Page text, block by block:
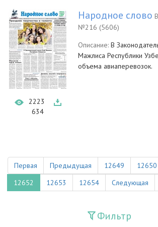
2223
634
Народное слово
№216 (5606)
Описание: В
Мажлиса Республики
объема авиаперевозок.
Первая Предыдущая 12649 12650
12652
12653 12654 Следующая
Фильтр